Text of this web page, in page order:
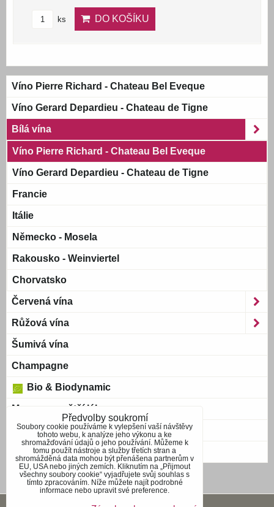
ks DO KOŠÍKU
Víno Pierre Richard - Chateau Bel Eveque
Víno Gerard Depardieu - Chateau de Tigne
Bílá vína
Víno Pierre Richard - Chateau Bel Eveque
Víno Gerard Depardieu - Chateau de Tigne
Francie
Itálie
Německo - Mosela
Rakousko - Weinviertel
Chorvatsko
Červená vína
Růžová vína
Šumivá vína
Champagne
Bio & Biodynamic
Magnum a větší láhve
Bag-in-Box
Blue wine
Předvolby soukromí
Soubory cookie používáme k vylepšení vaší návštěvy
tohoto webu, k analýze jeho výkonu a ke
shromažďování údajů o jeho používání. Můžeme k
tomu použít nástroje a služby třetích stran a
shromážděná data mohou být přenášena partnerům v
EU, USA nebo jiných zemích. Kliknutím na „Přijmout
všechny soubory cookie“ vyjadřujete svůj souhlas s
tímto zpracováním. Níže můžete najít podrobné
informace nebo upravit své preference.